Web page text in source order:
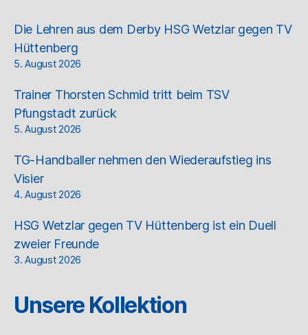
Die Lehren aus dem Derby HSG Wetzlar gegen TV
Hüttenberg
5. August 2026
Trainer Thorsten Schmid tritt beim TSV
Pfungstadt zurück
5. August 2026
TG-Handballer nehmen den Wiederaufstieg ins
Visier
4. August 2026
HSG Wetzlar gegen TV Hüttenberg ist ein Duell
zweier Freunde
3. August 2026
Unsere Kollektion